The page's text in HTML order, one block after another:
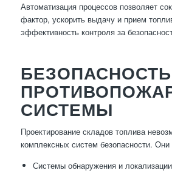
Автоматизация процессов позволяет
фактор, ускорить выдачу и прием
эффективность контроля за
СИСТЕМЫ
Проектирование складов топлива
комплексных систем безопасности.
Системы обнаружения и